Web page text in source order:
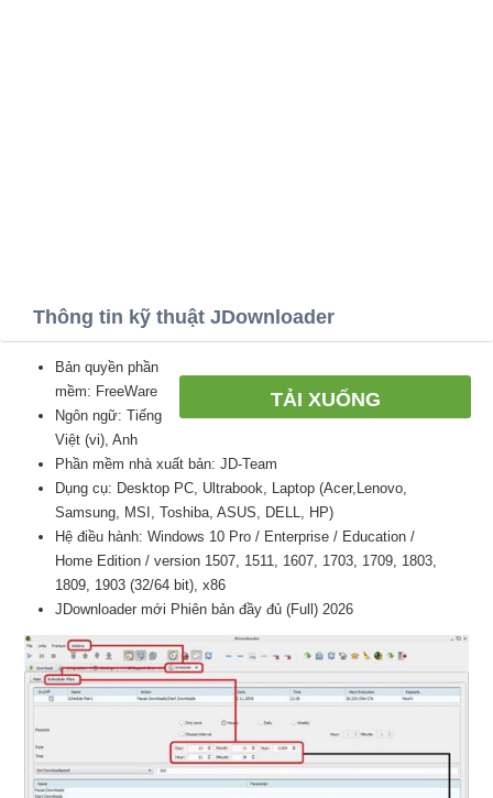
Thông tin kỹ thuật JDownloader
TẢI XUỐNG
Bản quyền phần
mềm: FreeWare
Ngôn ngữ: Tiếng
Việt (vi), Anh
Phần mềm nhà xuất bản: JD-Team
Dụng cụ: Desktop PC, Ultrabook, Laptop (Acer,Lenovo,
Samsung, MSI, Toshiba, ASUS, DELL, HP)
Hệ điều hành: Windows 10 Pro / Enterprise / Education /
Home Edition / version 1507, 1511, 1607, 1703, 1709, 1803,
1809, 1903 (32/64 bit), x86
JDownloader mới Phiên bản đầy đủ (Full) 2026